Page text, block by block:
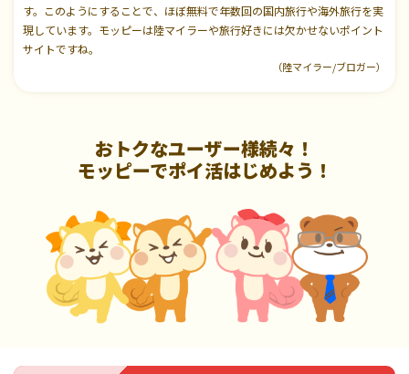
す。このようにすることで、ほぼ無料で年数回の国内旅行や海外旅行を実
現しています。モッピーは陸マイラーや旅行好きには欠かせないポイント
サイトですね。
（陸マイラー/ブロガー）
おトクなユーザー様続々！
モッピーでポイ活はじめよう！